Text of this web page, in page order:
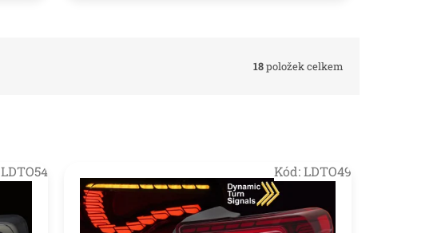
18položek celkem
LDTO54 Kód:LDTO49